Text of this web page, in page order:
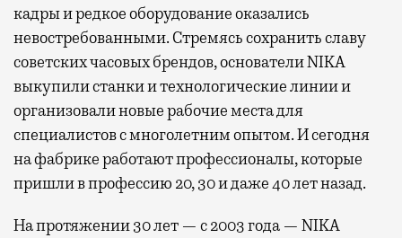
кадры и редкое оборудование оказались
невостребованными. Стремясь сохранить славу
советских часовых брендов, основатели NIKA
выкупили станки и технологические линии и
организовали новые рабочие места для
специалистов с многолетним опытом. И сегодня
на фабрике работают профессионалы, которые
пришли в профессию 20, 30 и даже 40 лет назад.
На протяжении 30 лет — с 2003 года — NIKA